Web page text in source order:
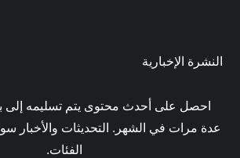
النشرة الإخبارية
احصل على أحدث محتوى يتم تسليمه إلى
عدة مرات في الشهر. التحديثات
الفئات.